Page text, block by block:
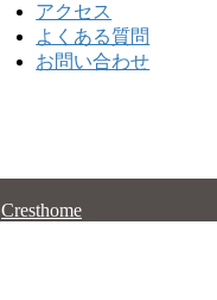
アクセス
よくある質問
お問い合わせ
Cresthome